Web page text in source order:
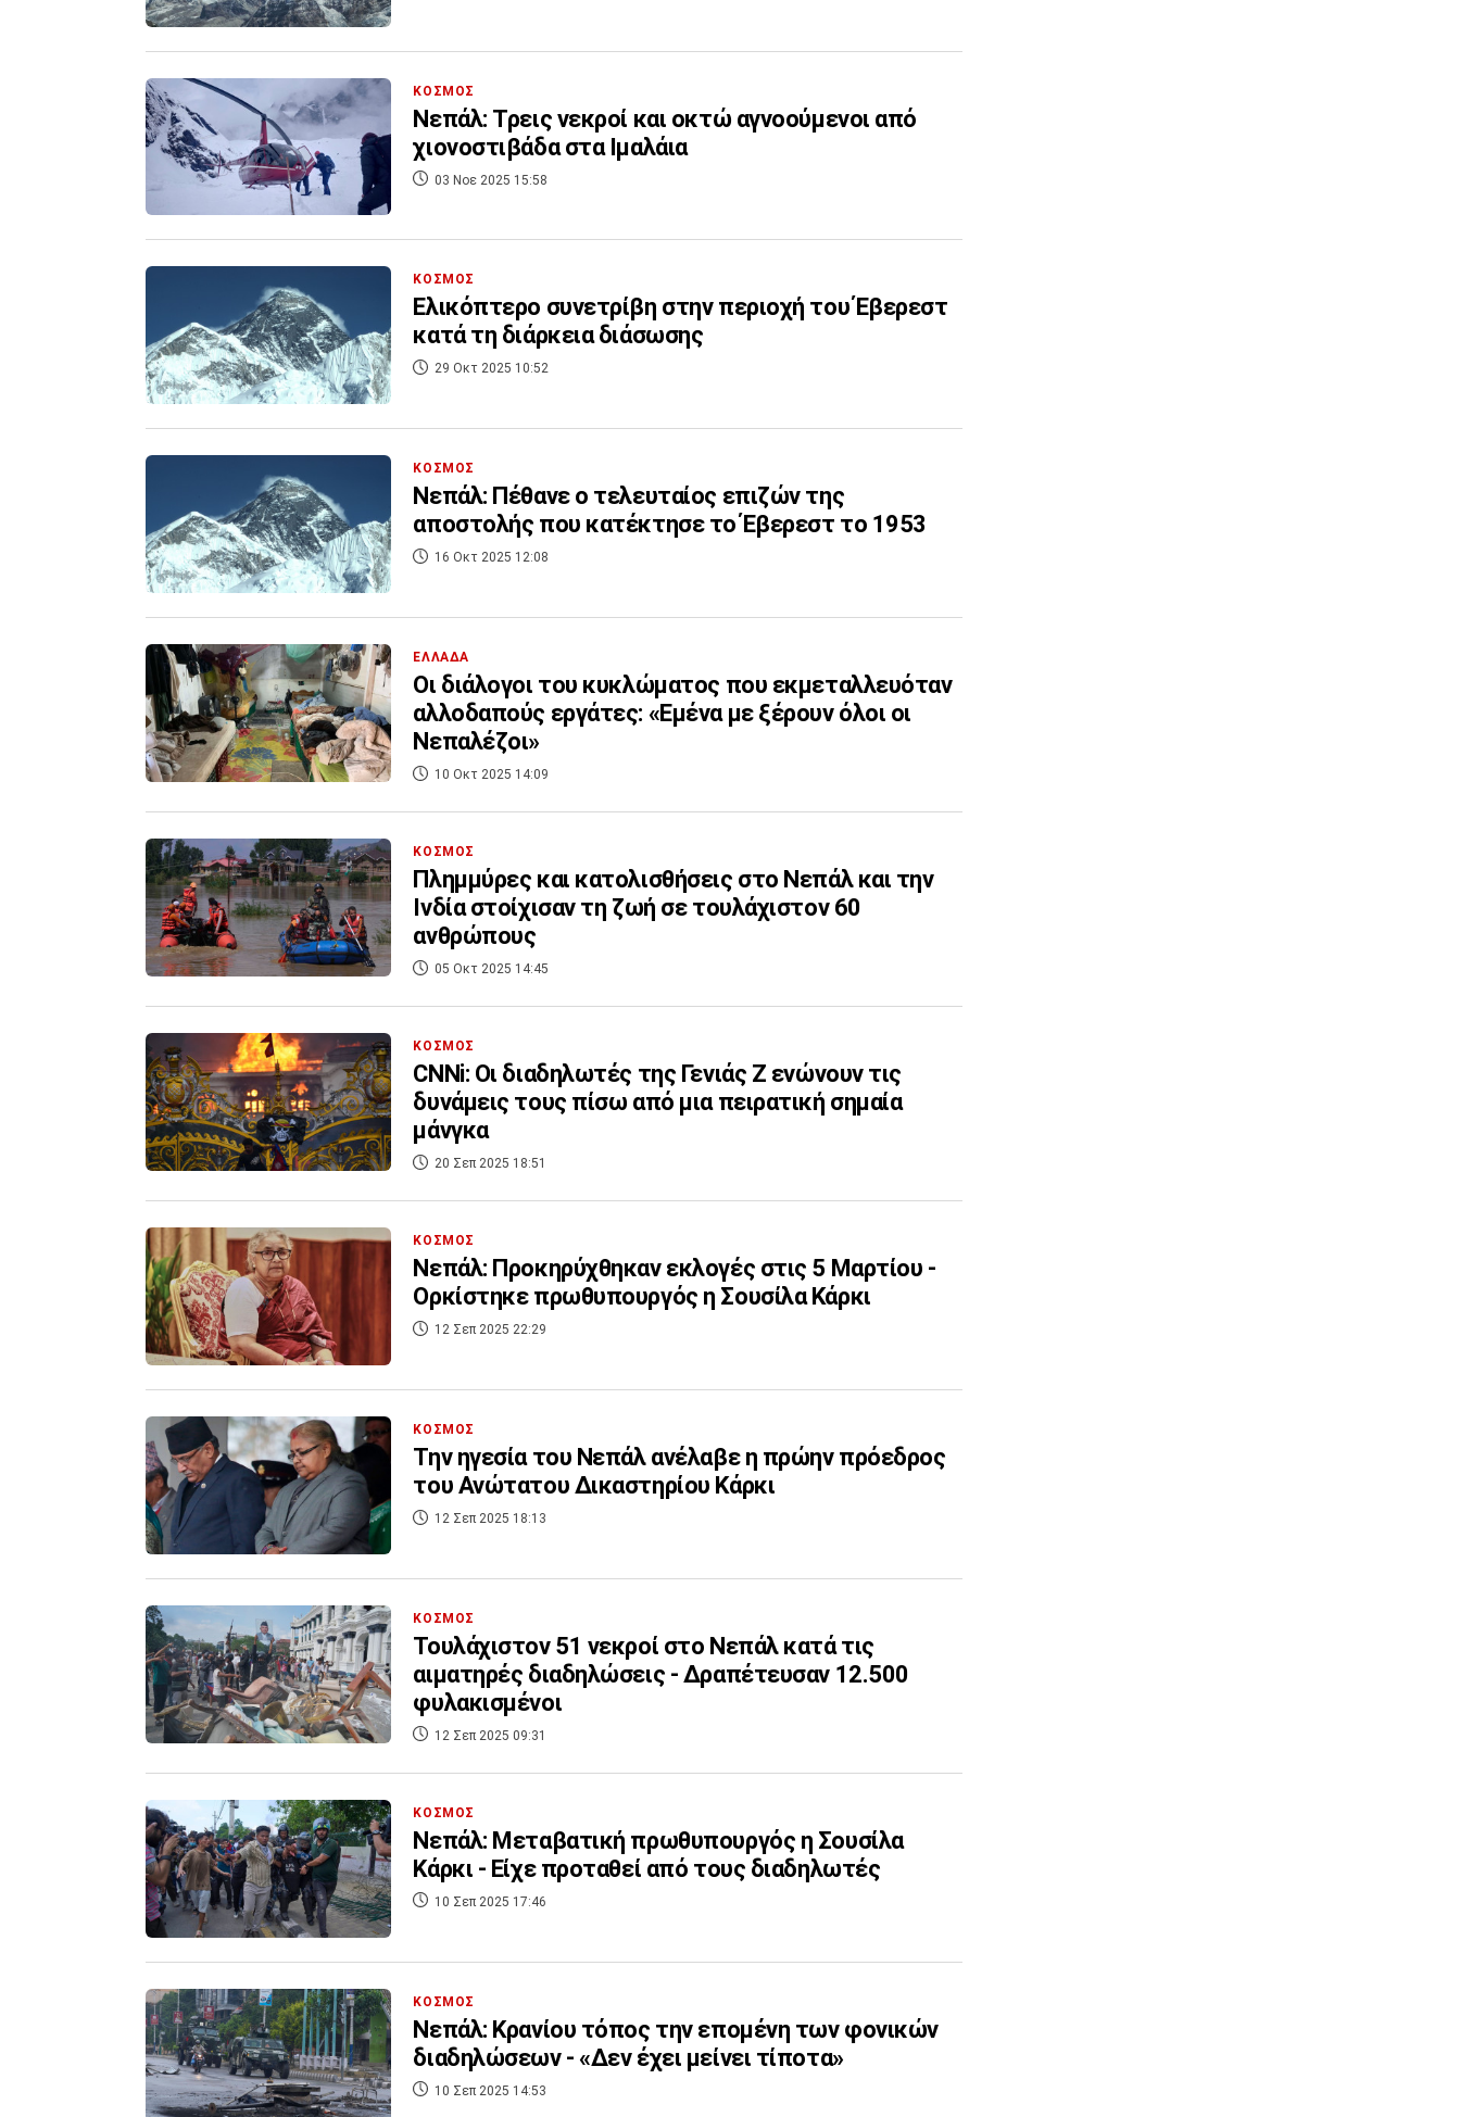
ΚΟΣΜΟΣ
Νεπάλ: Τρεις νεκροί και οκτώ αγνοούμενοι από
χιονοστιβάδα στα Ιμαλάια
03 Νοε 2025 15:58
ΚΟΣΜΟΣ
Ελικόπτερο συνετρίβη στην περιοχή του Έβερεστ
κατά τη διάρκεια διάσωσης
29 Οκτ 2025 10:52
ΚΟΣΜΟΣ
Νεπάλ: Πέθανε ο τελευταίος επιζών της
αποστολής που κατέκτησε το Έβερεστ το 1953
16 Οκτ 2025 12:08
ΕΛΛΑΔΑ
Οι διάλογοι του κυκλώματος που εκμεταλλευόταν
αλλοδαπούς εργάτες: «Εμένα με ξέρουν όλοι οι
Νεπαλέζοι»
10 Οκτ 2025 14:09
ΚΟΣΜΟΣ
Πλημμύρες και κατολισθήσεις στο Νεπάλ και την
Ινδία στοίχισαν τη ζωή σε τουλάχιστον 60
ανθρώπους
05 Οκτ 2025 14:45
ΚΟΣΜΟΣ
CNNi: Οι διαδηλωτές της Γενιάς Z ενώνουν τις
δυνάμεις τους πίσω από μια πειρατική σημαία
μάνγκα
20 Σεπ 2025 18:51
ΚΟΣΜΟΣ
Νεπάλ: Προκηρύχθηκαν εκλογές στις 5 Μαρτίου -
Ορκίστηκε πρωθυπουργός η Σουσίλα Κάρκι
12 Σεπ 2025 22:29
ΚΟΣΜΟΣ
Την ηγεσία του Νεπάλ ανέλαβε η πρώην πρόεδρος
του Ανώτατου Δικαστηρίου Κάρκι
12 Σεπ 2025 18:13
ΚΟΣΜΟΣ
Τουλάχιστον 51 νεκροί στο Νεπάλ κατά τις
αιματηρές διαδηλώσεις - Δραπέτευσαν 12.500
φυλακισμένοι
12 Σεπ 2025 09:31
ΚΟΣΜΟΣ
Νεπάλ: Μεταβατική πρωθυπουργός η Σουσίλα
Κάρκι - Είχε προταθεί από τους διαδηλωτές
10 Σεπ 2025 17:46
ΚΟΣΜΟΣ
Νεπάλ: Κρανίου τόπος την επομένη των φονικών
διαδηλώσεων - «Δεν έχει μείνει τίποτα»
10 Σεπ 2025 14:53